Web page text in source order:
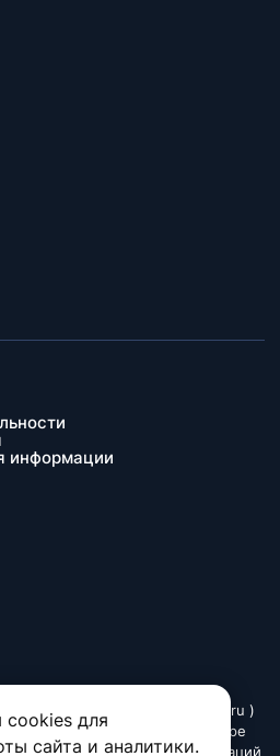
для
сайта и аналитики.
информации
сетевое издание
Интернет - www.sport-results.ru )
службой по надзору в сфере
и массовых коммуникаций